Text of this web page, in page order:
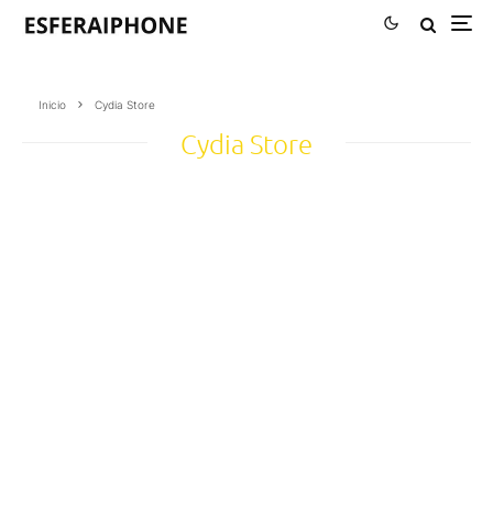
Inicio Cydia Store
Cydia Store